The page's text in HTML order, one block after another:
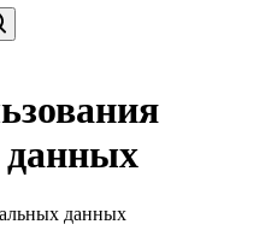
данных
данных